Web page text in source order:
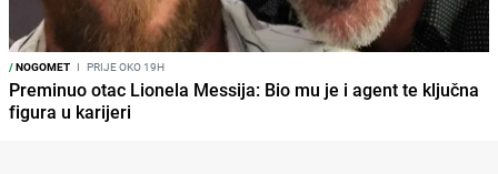
/NOGOMET I PRIJE OKO 19H
Preminuo otac Lionela Messija: Bio mu je i agent te ključna
figura u karijeri